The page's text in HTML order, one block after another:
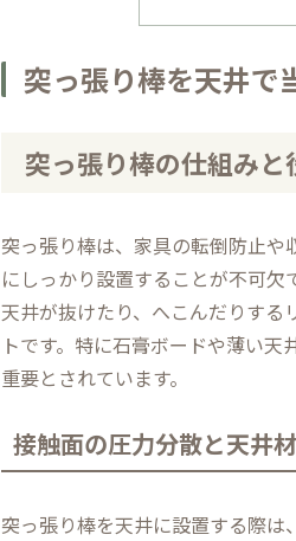
突っ張り棒を天井で
突っ張り棒の仕組み
突っ張り棒は、家具の転倒防止
にしっかり設置することが不可
天井が抜けたり、へこんだりする
トです。特に石膏ボードや薄い
重要とされています。
接触面の圧力分散と天井
突っ張り棒を天井に設置する際